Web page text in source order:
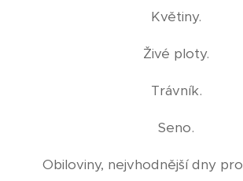
Květiny.
Živé ploty.
Trávník.
Seno.
Obiloviny, nejvhodnější dny pro